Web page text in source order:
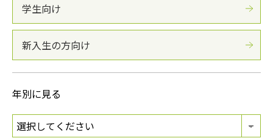
学生向け
新入生の方向け
年別に見る